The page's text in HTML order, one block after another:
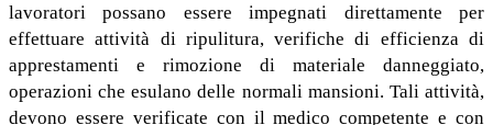
lavoratori possano essere impegnati direttamente per
effettuare attività di ripulitura, verifiche di efficienza di
apprestamenti e rimozione di materiale danneggiato,
operazioni che esulano delle normali mansioni. Tali attività,
devono essere verificate con il medico competente e con